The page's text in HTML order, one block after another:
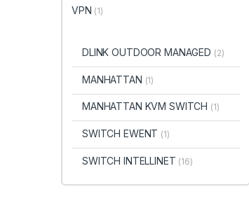
VPN (1)
DLINK OUTDOOR MANAGED (2)
MANHATTAN (1)
MANHATTAN KVM SWITCH (1)
SWITCH EWENT (1)
SWITCH INTELLINET (16)